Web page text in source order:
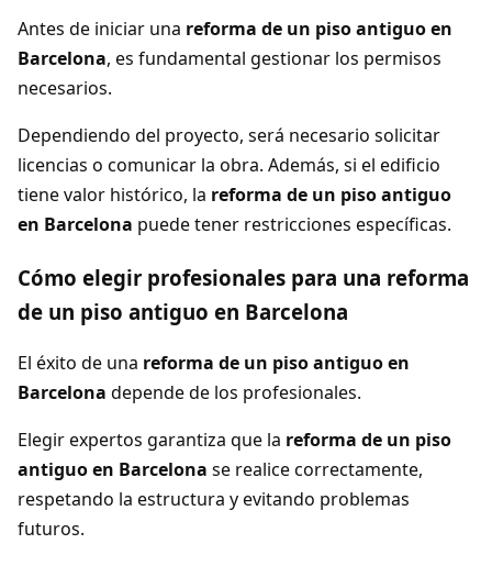
Antes de iniciar una reforma de un piso antiguo en
Barcelona, es fundamental gestionar los permisos
necesarios.
Dependiendo del proyecto, será necesario solicitar
licencias o comunicar la obra. Además, si el edificio
tiene valor histórico, la reforma de un piso antiguo
en Barcelona puede tener restricciones específicas.
Cómo elegir profesionales para una reforma
de un piso antiguo en Barcelona
El éxito de una reforma de un piso antiguo en
Barcelona depende de los profesionales.
Elegir expertos garantiza que la reforma de un piso
antiguo en Barcelona se realice correctamente,
respetando la estructura y evitando problemas
futuros.